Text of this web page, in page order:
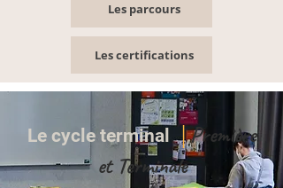
Les parcours
Les certifications
Le cycle terminal│Première
et Terminale